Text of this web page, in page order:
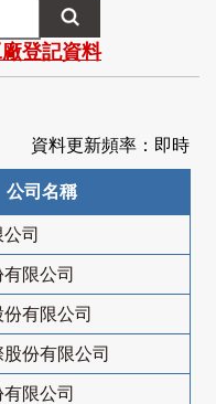
登記資料
資料更新頻率：即時
公司名稱
司
限公司
有限公司
份有限公司
限公司